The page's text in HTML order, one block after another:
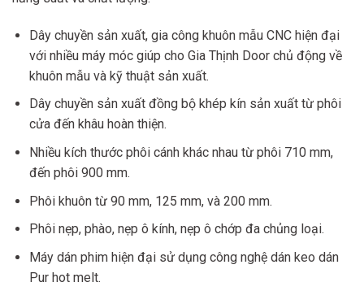
Dây chuyền sản xuất, gia công khuôn mẫu CNC hiện đại
với nhiều máy móc giúp cho Gia Thịnh Door chủ động về
khuôn mẫu và kỹ thuật sản xuất.
Dây chuyền sản xuất đồng bộ khép kín sản xuất từ phôi
cửa đến khâu hoàn thiện.
Nhiều kích thước phôi cánh khác nhau từ phôi 710 mm,
đến phôi 900 mm.
Phôi khuôn từ 90 mm, 125 mm, và 200 mm.
Phôi nẹp, phào, nẹp ô kính, nẹp ô chớp đa chủng loại.
Máy dán phim hiện đại sử dụng công nghệ dán keo dán
Pur hot melt.